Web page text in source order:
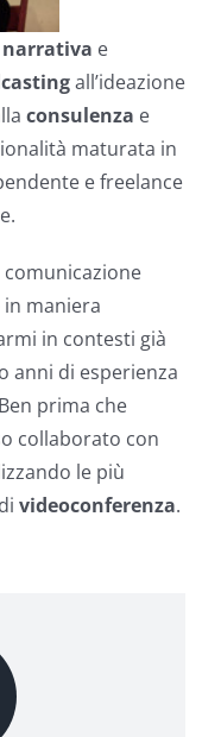
narrativa e
all’ideazione
consulenza e
maturata in
e freelance
maniera
in contesti già
anni di esperienza
prima che
collaborato con
le più
videoconferenza.